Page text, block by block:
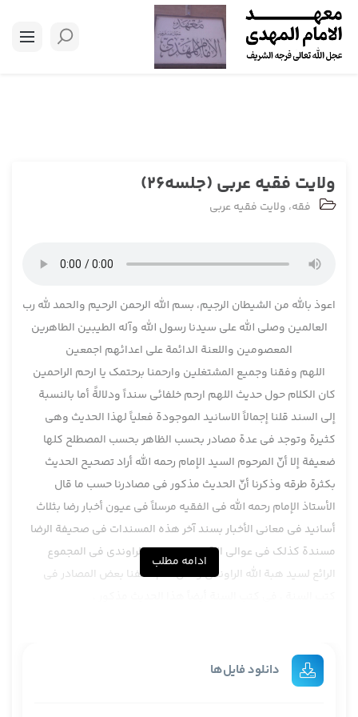
ولایت فقیه عربی (جلسه26)
فقه، ولایت فقیه عربی
اعوذ بالله من الشیطان الرجیم، بسم الله الرحمن الرحیم والحمد لله رب
العالمین وصلی الله علی سیدنا رسول الله وآله الطیبین الطاهرین
المعصومین واللعنة الدائمة علی اعدائهم اجمعین
اللهم وفقنا وجمیع المشتغلین وارحمنا برحتمک یا ارحم الراحمین
كان الكلام حول حديث اللهم ارحم خلفائي سنداً ودلالةً أما بالنسبة
إلى السند قلنا إجمالاً الاسانيد الموجودة فعلياً لهذا الحديث وهي
كثيرة وتوجد في عدة مصادر بحسب الظاهر بحسب المصطلح كلها
ضعيفة إلا أنّ المرحوم السيد الإمام رحمه الله أراد تصحيح الحديث
بكثرة طرقه وذكرنا أنّ الحديث مذكور في مصادرنا حسب ما قال
الأستاذ الإمام رحمه الله في الفقيه مرسلاً في عيون أخبار رضا بثلاث
أسانيد في معاني الأخبار بسند آخر هذه المسندات في صحيفة الرضا
مسندة كذلك في عوالي اللآلي ، لب اللباب للراوندي في المجموع
الرائع لسيد هبة الله الراوندي ونحن هم أضفنا بعض المصادر في
صدور الحديث وما يرجع إلى صدور الحديث ذكرنا مراراً وتكراراً أنّه
إشتهر على ألسن علماء السنة إبتداءً ثم على ألسنة علمائنا أنّ الحديث
ادامه مطلب
دانلود فایل‌ها